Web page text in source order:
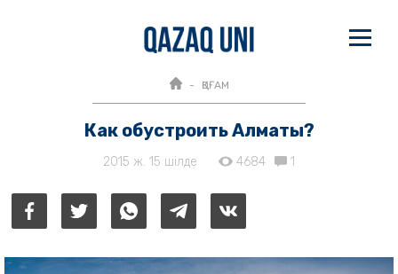
ҚОҒАМ
Как обустроить Алматы?
2015 ж. 15 шілде 4684 1